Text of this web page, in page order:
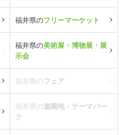
福井県のフリーマーケット
福井県の美術展・博物展・展
示会
福井県のフェア
福井県の遊園地・テーマパー
ク